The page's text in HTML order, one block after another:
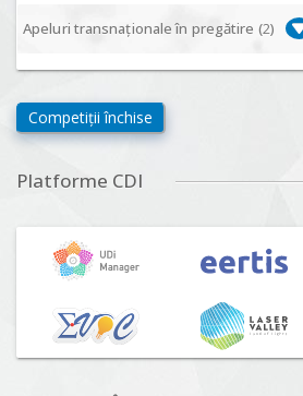
Apeluri transnaționale în pregătire (2)
biodiversitate, consecințe socio-
viitoare", Competiția 2026
n°5 (DUT-2026)
Lansare:01 Septembrie 2026
Competiții închise
Platforme CDI